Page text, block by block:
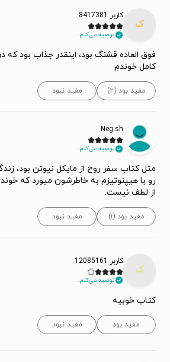
ک
کاربر 8417381
توصیه می‌کنم.
فوق العاده قشنگ بود، اینقدر جذاب بود
کامل خوندم
مفید بود (۲) مفید نبود
Neg.sh
توصیه می‌کنم.
مثل کتاب سفر روح از مایکل نیوتن بود،
رو با هیپنوتیزم به خاطرشون میورد که
از لطف نیست.
مفید بود (۱) مفید نبود
ک
کاربر 12085161
توصیه می‌کنم.
‌کتاب خوبیه
مفید بود مفید نبود